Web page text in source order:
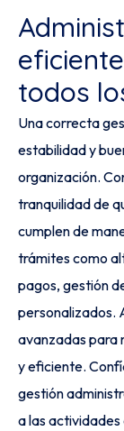
todos
Una correcta
estabilidad y
organización.
tranquilidad de
cumplen de
trámites como
pagos, gestión
personalizados.
avanzadas para
y eficiente.
gestión
a las